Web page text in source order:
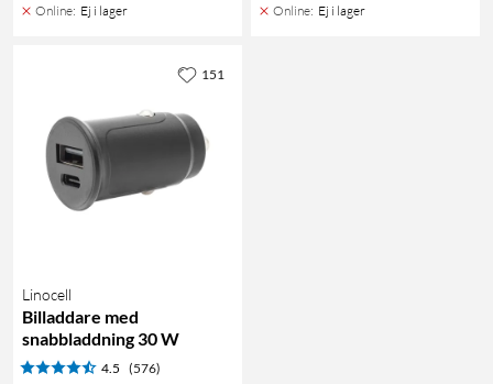
Online: Ej i lager Online: Ej i lager
Linocell
Billaddare med
snabbladdning 30 W
4.5 (576)
151